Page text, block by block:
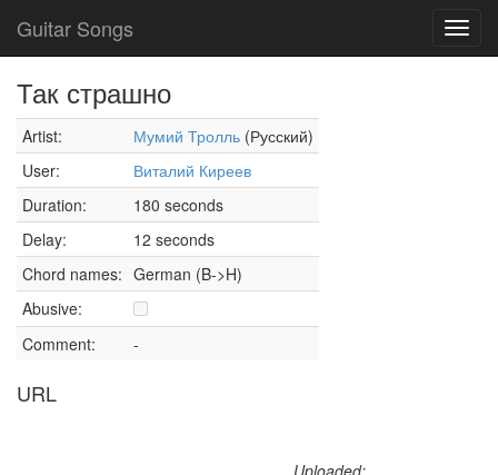
Guitar Songs
Так страшно
Artist: Мумий Тролль (Русский)
User:
Виталий Киреев
Duration:
180 seconds
Delay:
12 seconds
Chord names: German (B->H)
Abusive:
Comment:
-
URL
Uploaded: